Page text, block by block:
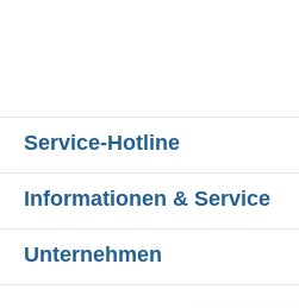
Service-Hotline
Informationen & Service
Unternehmen